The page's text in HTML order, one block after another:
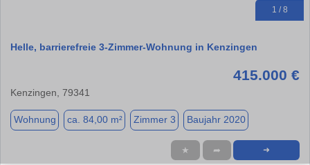
1 / 8
Helle, barrierefreie 3-Zimmer-Wohnung in Kenzingen
415.000 €
Kenzingen, 79341
Wohnung ca. 84,00 m² Zimmer 3 Baujahr 2020
★ ➦ ➜